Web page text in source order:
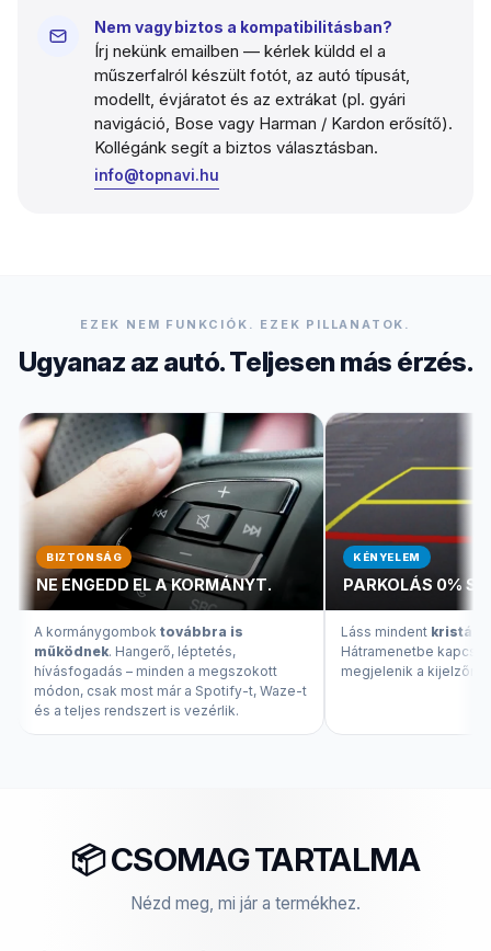
Nem vagy biztos a kompatibilitásban?
Írj nekünk emailben — kérlek küldd el a
műszerfalról készült fotót, az autó típusát,
modellt, évjáratot és az extrákat (pl. gyári
navigáció, Bose vagy Harman / Kardon erősítő).
Kollégánk segít a biztos választásban.
info@topnavi.hu
EZEK NEM FUNKCIÓK. EZEK PILLANATOK.
Ugyanaz az autó. Teljesen más érzés.
BIZTONSÁG
NE ENGEDD EL A KORMÁNYT.
A kormánygombok továbbra is
működnek. Hangerő, léptetés,
hívásfogadás – minden a megszokott
módon, csak most már a Spotify-t, Waze-t
és a teljes rendszert is vezérlik.
KÉNYELEM
PARKOLÁS 0%
Láss mindent
Hátramenetbe
megjelenik a kijelzőn.
📦 CSOMAG TARTALMA
Nézd meg, mi jár a termékhez.